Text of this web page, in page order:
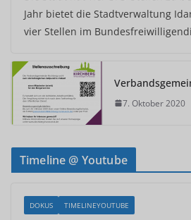
Jahr bietet die Stadtverwaltung
vier Stellen im
7. Oktober 2020
Timeline @ Youtube
DOKUS TIMELINEYOUTUBE